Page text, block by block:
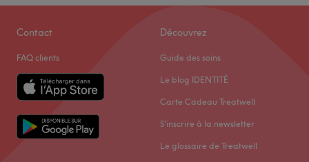
Contact
FAQ clients
Découvrez
Guide des soins
Le blog IDENTITÉ
Carte Cadeau Treatwell
S'inscrire à la newsletter
Le glossaire de Treatwell